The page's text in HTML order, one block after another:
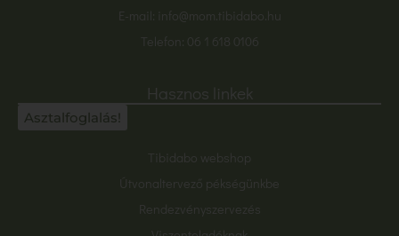
E-mail: info@mom.tibidabo.hu
Telefon: 06 1 618 0106
Hasznos linkek
Asztalfoglalás!
Tibidabo webshop
Útvonaltervező pékségünkbe
Rendezvényszervezés